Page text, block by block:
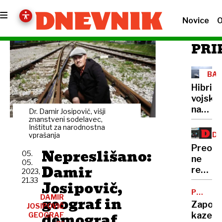
Novice
Dr. Damir Josipovič, višji
znanstveni sodelavec,
Inštitut za narodnostna
vprašanja
Nepreslišano:
Damir
Josipovič,
geograf in
05.
05.
2023,
21.33
DAMIR
JOSIPOVIČ
GEOGRAF
na
dnu
ne
rešuje
ne
kazen: